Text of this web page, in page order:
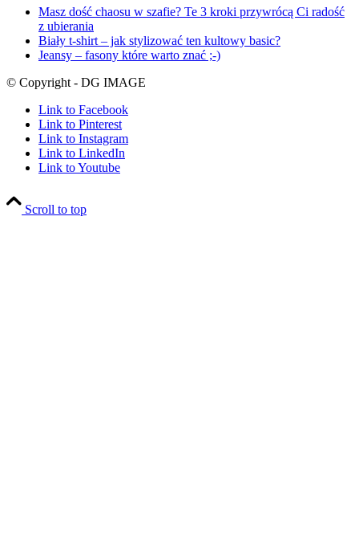
Masz dość chaosu w szafie? Te 3 kroki przywrócą Ci radość
z ubierania
Biały t-shirt – jak stylizować ten kultowy basic?
Jeansy – fasony które warto znać ;-)
© Copyright - DG IMAGE
Link to Facebook
Link to Pinterest
Link to Instagram
Link to LinkedIn
Link to Youtube
Scroll to top